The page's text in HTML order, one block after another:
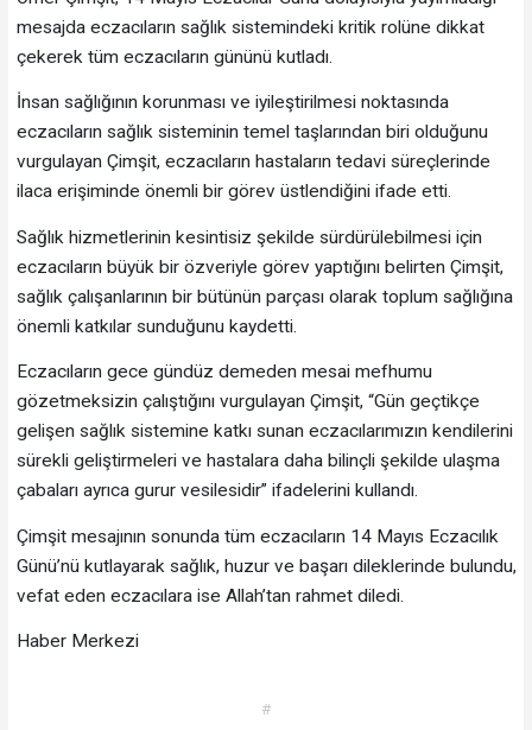
mesajda eczacıların sağlık sistemindeki kritik rolüne dikkat
çekerek tüm eczacıların gününü kutladı.
İnsan sağlığının korunması ve iyileştirilmesi noktasında
eczacıların sağlık sisteminin temel taşlarından biri olduğunu
vurgulayan Çimşit, eczacıların hastaların tedavi süreçlerinde
ilaca erişiminde önemli bir görev üstlendiğini ifade etti.
Sağlık hizmetlerinin kesintisiz şekilde sürdürülebilmesi için
eczacıların büyük bir özveriyle görev yaptığını belirten Çimşit,
sağlık çalışanlarının bir bütünün parçası olarak toplum sağlığına
önemli katkılar sunduğunu kaydetti.
Eczacıların gece gündüz demeden mesai mefhumu
gözetmeksizin çalıştığını vurgulayan Çimşit, “Gün geçtikçe
gelişen sağlık sistemine katkı sunan eczacılarımızın kendilerini
sürekli geliştirmeleri ve hastalara daha bilinçli şekilde ulaşma
çabaları ayrıca gurur vesilesidir” ifadelerini kullandı.
Çimşit mesajının sonunda tüm eczacıların 14 Mayıs Eczacılık
Günü’nü kutlayarak sağlık, huzur ve başarı dileklerinde bulundu,
vefat eden eczacılara ise Allah’tan rahmet diledi.
Haber Merkezi
#